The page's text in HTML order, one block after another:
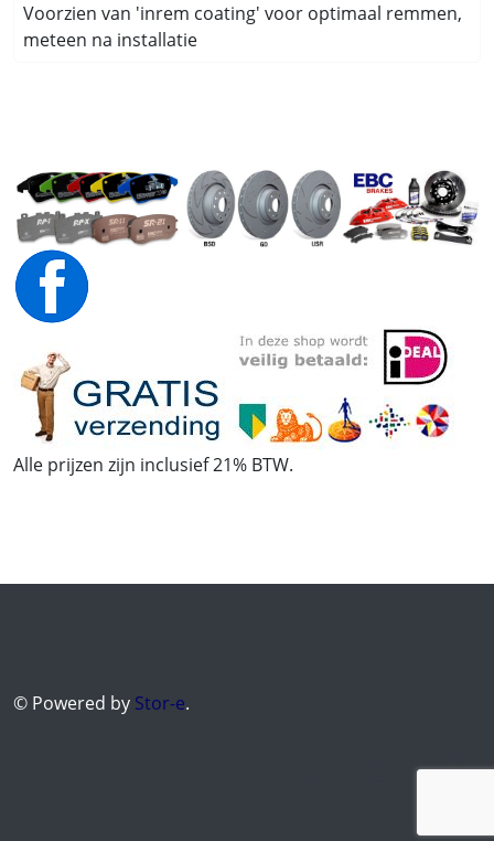
Voorzien van 'inrem coating' voor optimaal remmen,
meteen na installatie
Alle prijzen zijn inclusief 21% BTW.
© Powered by Stor-e.